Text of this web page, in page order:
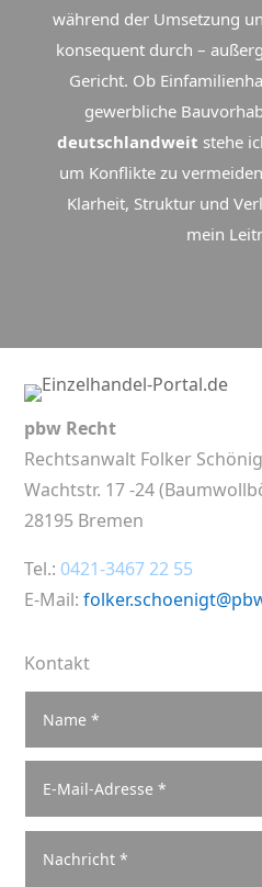
während der Umsetzung
konsequent durch –
Gericht. Ob
gewerbliche
deutschlandweit stehe
um Konflikte zu
Klarheit, Struktur und
mein
pbw Recht
Rechtsanwalt Folker
Wachtstr. 17 -24
28195 Bremen
Tel.: 0421-3467 22 55
E-Mail:
Kontakt